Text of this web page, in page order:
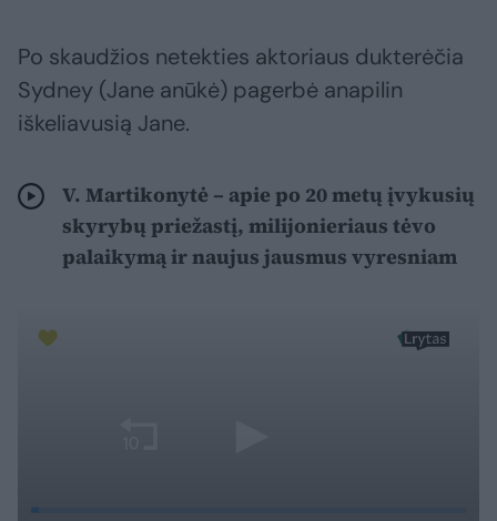
Po skaudžios netekties aktoriaus dukterėčia
Sydney (Jane anūkė) pagerbė anapilin
iškeliavusią Jane.
V. Martikonytė – apie po 20 metų įvykusių
skyrybų priežastį, milijonieriaus tėvo
palaikymą ir naujus jausmus vyresniam